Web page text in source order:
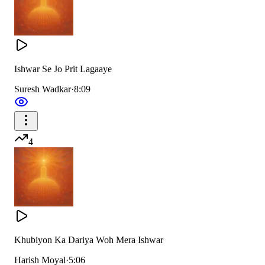
आनंद अलौकिक पाता है
जब तुमसे मन जुड जाता है
मन की मृग कृष्णा भटक गई थी
कांटो के इस जंगल में
मैं अनजाना उलझ गया था
मोह माया के दलदल में
मोह माया के दलदल में
Ishwar Se Jo Prit Lagaaye
Suresh Wadkar·8:09
4
Khubiyon Ka Dariya Woh Mera Ishwar
Harish Moyal·5:06